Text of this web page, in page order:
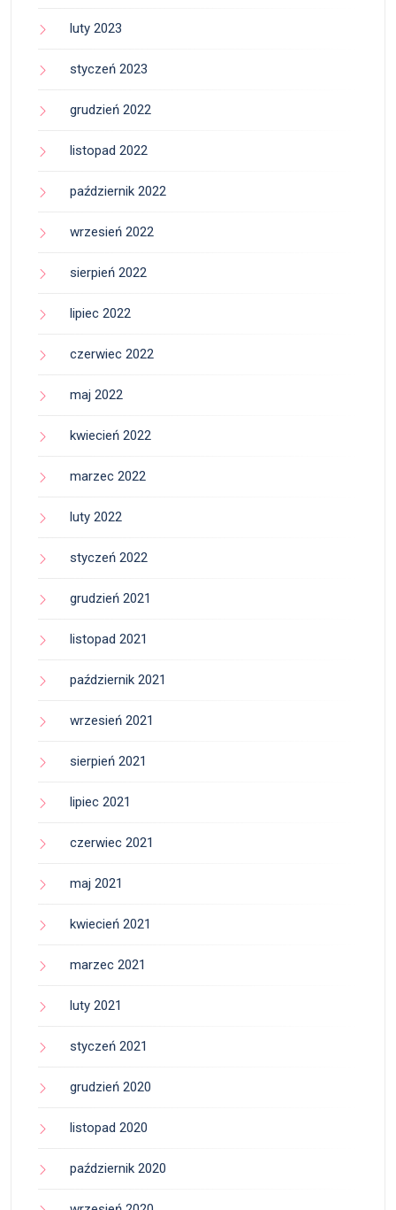
luty 2023
styczeń 2023
grudzień 2022
listopad 2022
październik 2022
wrzesień 2022
sierpień 2022
lipiec 2022
czerwiec 2022
maj 2022
kwiecień 2022
marzec 2022
luty 2022
styczeń 2022
grudzień 2021
listopad 2021
październik 2021
wrzesień 2021
sierpień 2021
lipiec 2021
czerwiec 2021
maj 2021
kwiecień 2021
marzec 2021
luty 2021
styczeń 2021
grudzień 2020
listopad 2020
październik 2020